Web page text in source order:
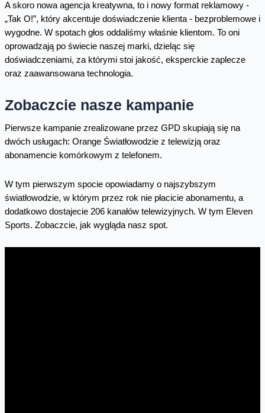
A skoro nowa agencja kreatywna, to i nowy format reklamowy -
„Tak O!”, który akcentuje doświadczenie klienta - bezproblemowe i
wygodne. W spotach głos oddaliśmy właśnie klientom. To oni
oprowadzają po świecie naszej marki, dzieląc się
doświadczeniami, za którymi stoi jakość, eksperckie zaplecze
oraz zaawansowana technologia.
Zobaczcie nasze kampanie
Pierwsze kampanie zrealizowane przez GPD skupiają się na
dwóch usługach: Orange Światłowodzie z telewizją oraz
abonamencie komórkowym z telefonem.
W tym pierwszym spocie opowiadamy o najszybszym
światłowodzie, w którym przez rok nie płacicie abonamentu, a
dodatkowo dostajecie 206 kanałów telewizyjnych. W tym Eleven
Sports. Zobaczcie, jak wygląda nasz spot.